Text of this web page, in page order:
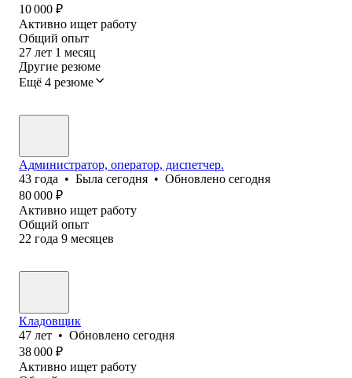
10 000 ₽
Активно ищет работу
Общий опыт
27 лет 1 месяц
Другие резюме
Ещё 4 резюме
Администратор, оператор, диспетчер.
43 года • Была сегодня • Обновлено сегодня
80 000 ₽
Активно ищет работу
Общий опыт
22 года 9 месяцев
Кладовщик
47 лет • Обновлено сегодня
38 000 ₽
Активно ищет работу